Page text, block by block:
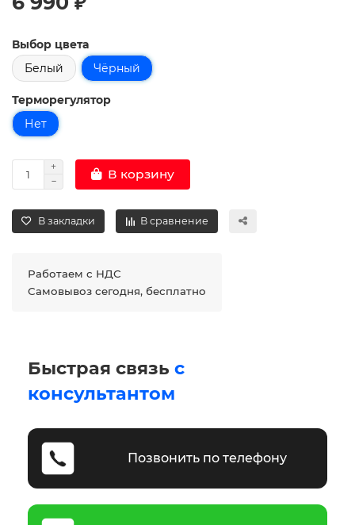
Выбор цвета
Белый
Чёрный
Терморегулятор
Нет
В корзину
В закладки В сравнение
Работаем с НДС
Самовывоз сегодня, бесплатно
Быстрая связь с
консультантом
Позвонить по телефону